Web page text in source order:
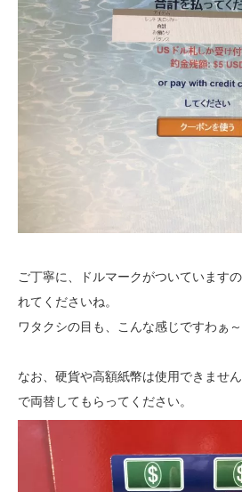
ご丁寧に、ドルマークがついています
れてくださいね。
ワタクシの目も、こんな感じですわ
なお、硬貨や高額紙幣は使用できませ
で両替してもらってください。